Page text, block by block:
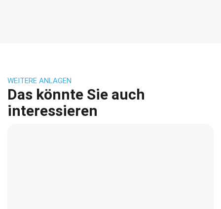
WEITERE ANLAGEN
Das könnte Sie auch
interessieren